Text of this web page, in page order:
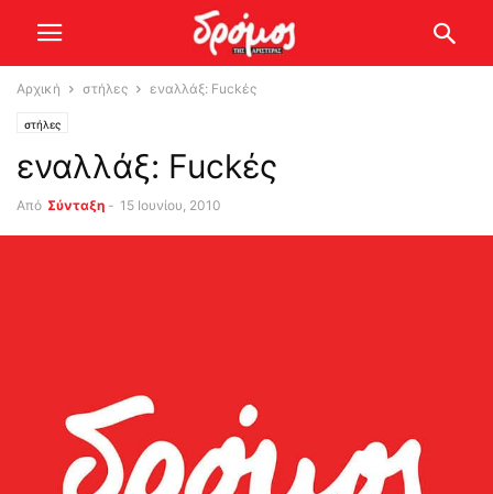
Αρχική στήλες εναλλάξ: Fuckές
στήλες
εναλλάξ: Fuckές
Από Σύνταξη - 15 Ιουνίου, 2010